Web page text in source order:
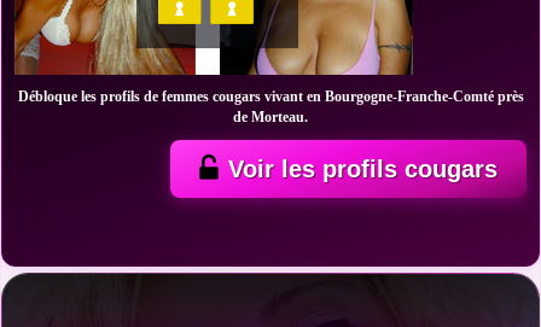
Débloque les profils de femmes cougars vivant en Bourgogne-Franche-Comté près
de Morteau.
Voir les profils cougars